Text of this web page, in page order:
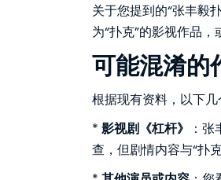
关于您提到的“张丰毅
为“扑克”的影视作品，
可能混淆的
根据现有资料，以下
* 影视剧《杠杆》 ：
查，但剧情内容与“扑